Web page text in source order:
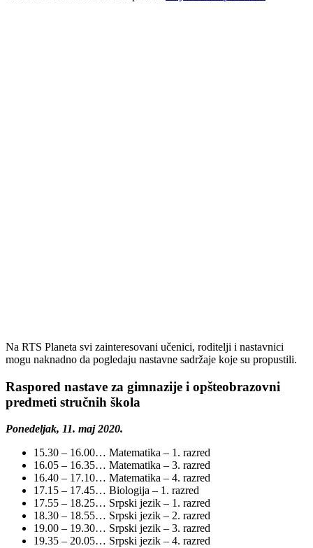
Na RTS Planeta svi zainteresovani učenici, roditelji i nastavnici
mogu naknadno da pogledaju nastavne sadržaje koje su propustili.
Raspored nastave za gimnazije i opšteobrazovni
predmeti stručnih škola
Ponedeljak, 11. maj 2020.
15.30 – 16.00… Matematika – 1. razred
16.05 – 16.35… Matematika – 3. razred
16.40 – 17.10… Matematika – 4. razred
17.15 – 17.45… Biologija – 1. razred
17.55 – 18.25… Srpski jezik – 1. razred
18.30 – 18.55… Srpski jezik – 2. razred
19.00 – 19.30… Srpski jezik – 3. razred
19.35 – 20.05… Srpski jezik – 4. razred